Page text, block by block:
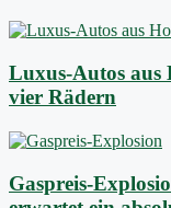
Luxus-Autos aus
vier Rädern
Gaspreis-